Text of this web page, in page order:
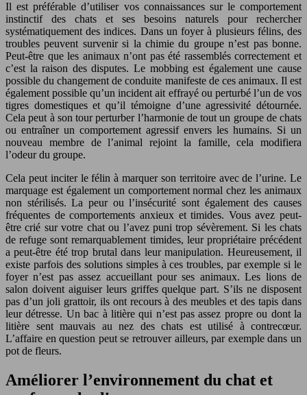
Il est préférable d’utiliser vos connaissances sur le comportement
instinctif des chats et ses besoins naturels pour rechercher
systématiquement des indices. Dans un foyer à plusieurs félins, des
troubles peuvent survenir si la chimie du groupe n’est pas bonne.
Peut-être que les animaux n’ont pas été rassemblés correctement et
c’est la raison des disputes. Le mobbing est également une cause
possible du changement de conduite manifeste de ces animaux. Il est
également possible qu’un incident ait effrayé ou perturbé l’un de vos
tigres domestiques et qu’il témoigne d’une agressivité détournée.
Cela peut à son tour perturber l’harmonie de tout un groupe de chats
ou entraîner un comportement agressif envers les humains. Si un
nouveau membre de l’animal rejoint la famille, cela modifiera
l’odeur du groupe.
Cela peut inciter le félin à marquer son territoire avec de l’urine. Le
marquage est également un comportement normal chez les animaux
non stérilisés. La peur ou l’insécurité sont également des causes
fréquentes de comportements anxieux et timides. Vous avez peut-
être crié sur votre chat ou l’avez puni trop sévèrement. Si les chats
de refuge sont remarquablement timides, leur propriétaire précédent
a peut-être été trop brutal dans leur manipulation. Heureusement, il
existe parfois des solutions simples à ces troubles, par exemple si le
foyer n’est pas assez accueillant pour ses animaux. Les lions de
salon doivent aiguiser leurs griffes quelque part. S’ils ne disposent
pas d’un joli grattoir, ils ont recours à des meubles et des tapis dans
leur détresse. Un bac à litière qui n’est pas assez propre ou dont la
litière sent mauvais au nez des chats est utilisé à contrecœur.
L’affaire en question peut se retrouver ailleurs, par exemple dans un
pot de fleurs.
Améliorer l’environnement du chat et